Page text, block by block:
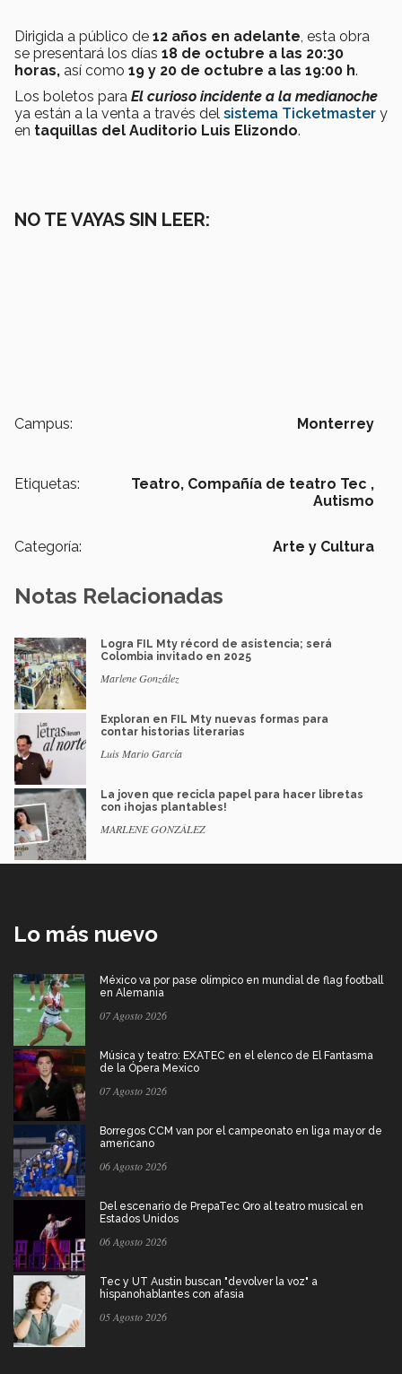
Dirigida a público de 12 años en adelante , esta obra
se presentará los días 18 de octubre a las 20:30
horas, así como 19 y 20 de octubre a las 19:00 h.
Los boletos para El curioso incidente a la medianoche
ya están a la venta a través del sistema Ticketmaster y
en taquillas del Auditorio Luis Elizondo.
NO TE VAYAS SIN LEER:
Campus: Monterrey
Etiquetas: Teatro, Compañía de teatro Tec ,
Autismo
Categoría: Arte y Cultura
Notas Relacionadas
Logra FIL Mty récord de asistencia; será
Colombia invitado en 2025
Marlene González
Exploran en FIL Mty nuevas formas para
contar historias literarias
Luis Mario García
La joven que recicla papel para hacer libretas
con ¡hojas plantables!
MARLENE GONZÁLEZ
Lo más nuevo
México va por pase olímpico en mundial de flag football
en Alemania
07 Agosto 2026
Música y teatro: EXATEC en el elenco de El Fantasma
de la Ópera Mexico
07 Agosto 2026
Borregos CCM van por el campeonato en liga mayor de
americano
06 Agosto 2026
Del escenario de PrepaTec Qro al teatro musical en
Estados Unidos
06 Agosto 2026
Tec y UT Austin buscan "devolver la voz" a
hispanohablantes con afasia
05 Agosto 2026